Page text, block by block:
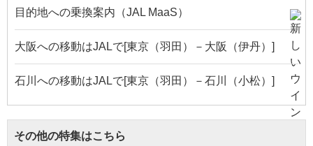
目的地への乗換案内（JAL MaaS）
大阪への移動はJALで[東京（羽田）－大阪（伊丹）]
石川への移動はJALで[東京（羽田）－石川（小松）]
その他の特集はこちら